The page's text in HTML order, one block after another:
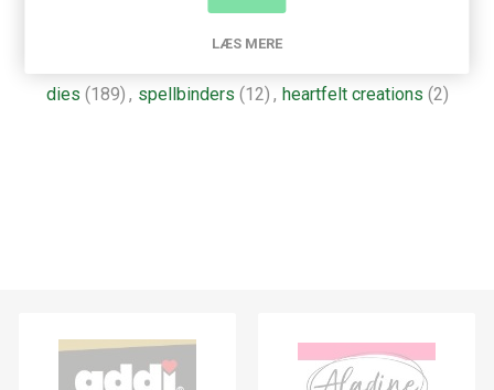
Produkt tags
dies (189) , spellbinders (12) , heartfelt creations (2)
LÆS MERE